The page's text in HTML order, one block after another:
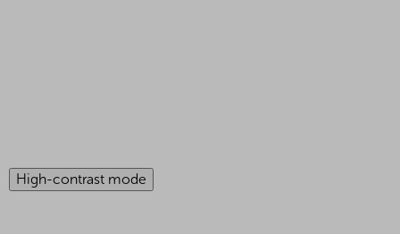
High-contrast mode